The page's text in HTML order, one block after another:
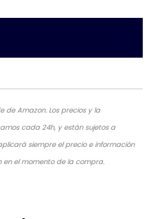
Amazon. Los precios y la
cada 24h, y están sujetos a
siempre el precio e información
el momento de la compra.